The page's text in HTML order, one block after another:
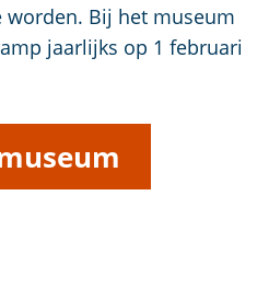
Bij het museum
jaarlijks op 1 februari